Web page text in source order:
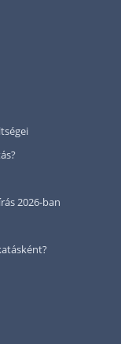
2026-ban